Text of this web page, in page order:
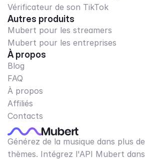
Vérificateur de son TikTok
Autres produits
Mubert pour les streamers
Mubert pour les entreprises
À propos
Blog
FAQ
À propos
Affiliés
Contacts
Générez de la musique dans plus
thèmes. Intégrez l'API Mubert